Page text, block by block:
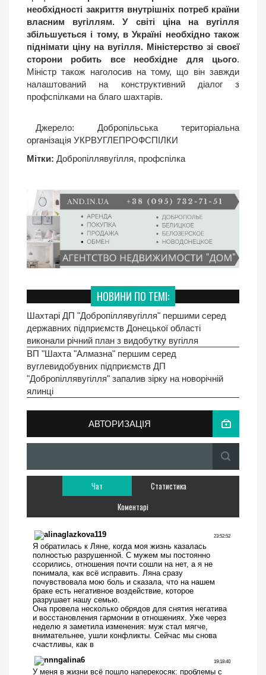
необхідності закриття внутрішніх потреб країни
власним вугіллям. У світі ціна на вугілля
збільшується і тому, в Україні необхідно також
піднімати ціну на вугілля. Міністерство зі своєї
сторони робить все необхідне для цього.
Міністр також наголосив на тому, що він завжди
налаштований на конструктивний діалог з
профспілками на благо шахтарів.
Джерело: Добропільська територіальна
організація УКРВУГЛЕПРОФСПІЛКИ
Мітки: Добропіллявугілля, профспілка
НОВИНИ ПО ТЕМІ:
Шахтарі ДП "Добропіллявугілля" першими серед
державних підприємств Донецької області
виконали річний план з видобутку вугілля
ВП "Шахта "Алмазна" першим серед
вуглевидобувних підприємств ДП
"Добропіллявугілля" запалив зірку на новорічній
ялинці
АВТОРИЗАЦІЯ
Чат
Статистика
Коментарі